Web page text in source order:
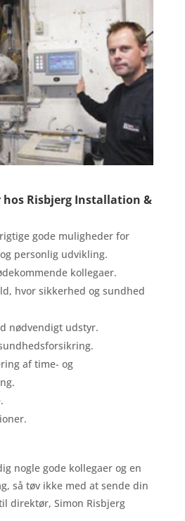
hos Risbjerg Installation &
gode muligheder for
personlig udvikling.
kollegaer.
hvor sikkerhed og sundhed
nødvendigt udstyr.
af time- og
nogle gode kollegaer og en
så tøv ikke med at sende din
direktør, Simon Risbjerg